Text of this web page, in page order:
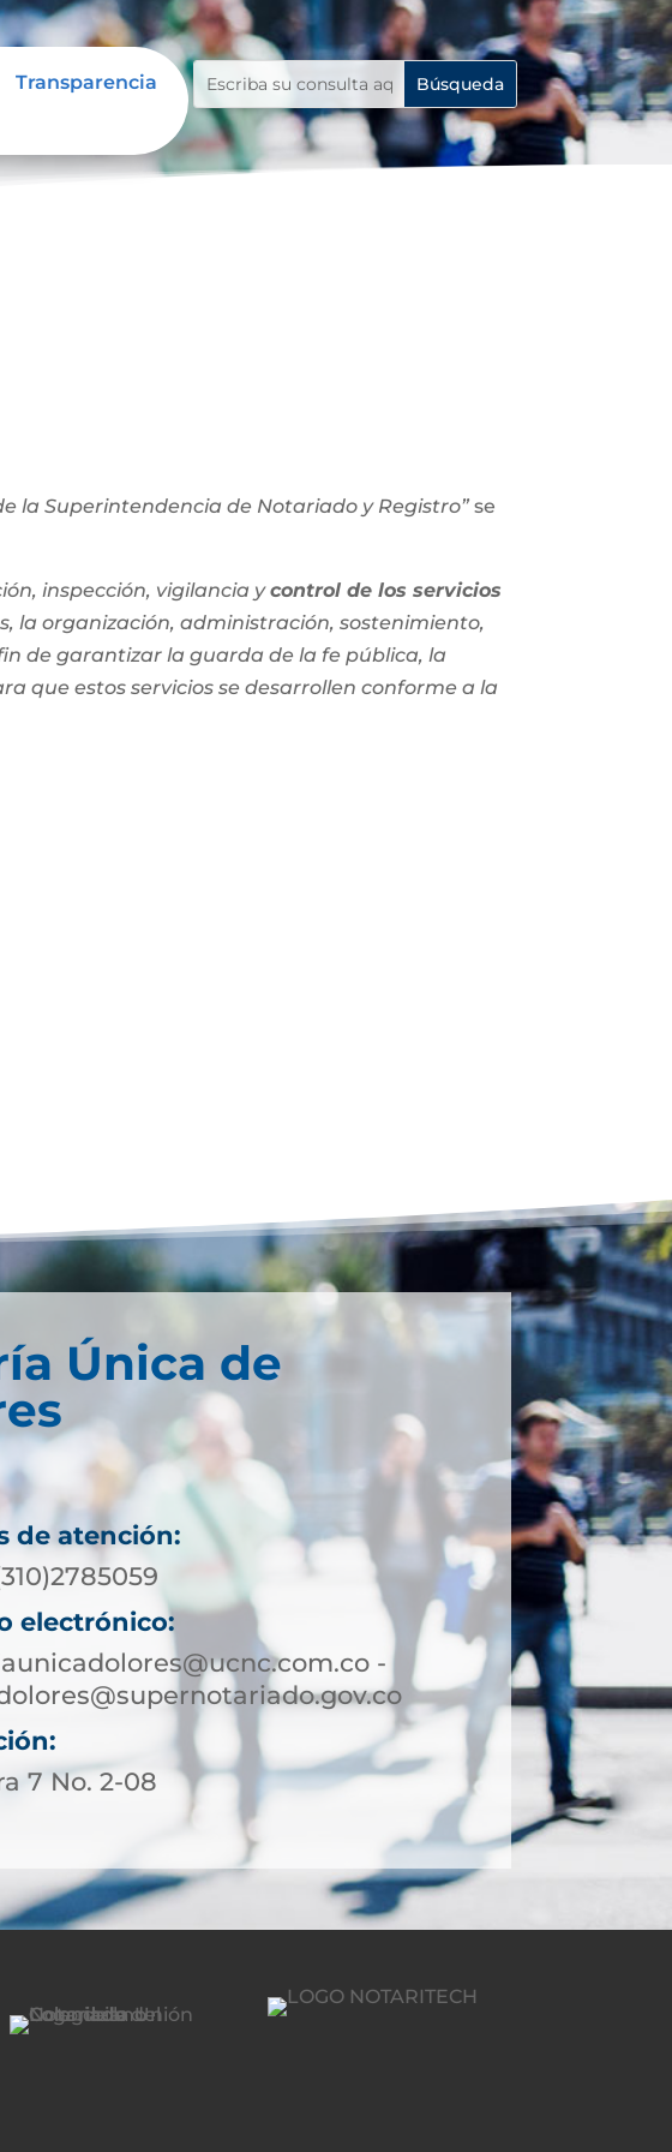
Transparencia
la Superintendencia de Notariado y Registro” se
inspección, vigilancia ycontrol de los servicios
la organización, administración, sostenimiento,
de garantizar la guarda de la fe pública, la
que estos servicios se desarrollen conforme a la
Única de
de atención:
electrónico:
-
7 No. 2-08